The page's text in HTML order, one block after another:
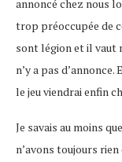
annoncé chez nous
trop préoccupée de
sont légion et il vaut
n’y a pas
le jeu viendrai enfin
Je savais au moins
n’avons toujours rien